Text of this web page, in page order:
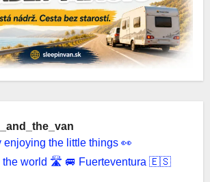
enjoying the little things 👀
the world 🛣️ 🚐 Fuerteventura 🇪🇸